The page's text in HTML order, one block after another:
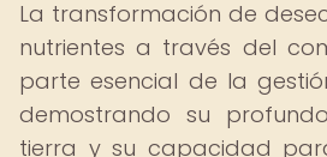
La transformación de
nutrientes a través del
parte esencial de la
demostrando su
tierra y su capacidad